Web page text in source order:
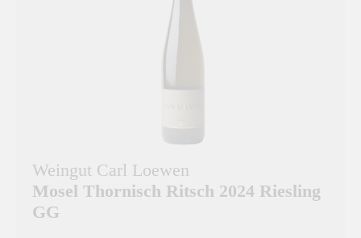
Weingut Carl Loewen
Mosel Thornisch Ritsch 2024 Riesling
GG